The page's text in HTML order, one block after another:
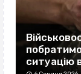
ситуацію